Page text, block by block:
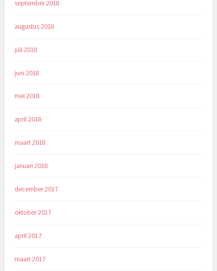
september 2018
augustus 2018
juli 2018
juni 2018
mei 2018
april 2018
maart 2018
januari 2018
december 2017
oktober 2017
april 2017
maart 2017